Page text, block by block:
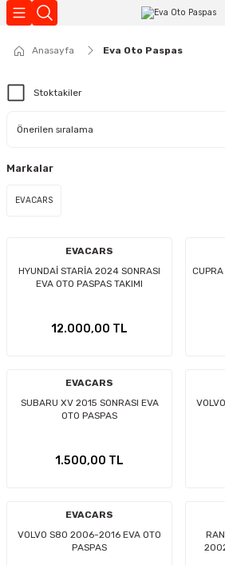
Geri Dön
Anasayfa Eva Oto Paspas
Stoktakiler
Markalar
EVACARS
EVACARS
HYUNDAİ STARİA 2024 SONRASI
EVA OTO PASPAS TAKIMI
12.000,00 TL
EVACARS
SUBARU XV 2015 SONRASI EVA
OTO PASPAS
1.500,00 TL
EVACARS
VOLVO S80 2006-2016 EVA OTO
PASPAS